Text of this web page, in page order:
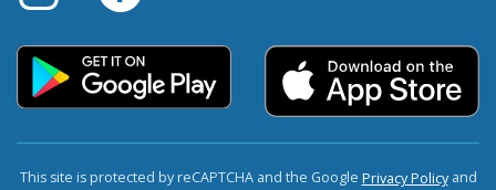
This site is protected by reCAPTCHA and the Google Privacy Policyand